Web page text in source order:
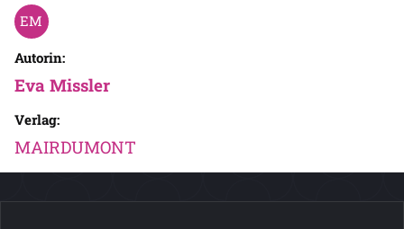
Autorin:
Eva Missler
Verlag:
MAIRDUMONT